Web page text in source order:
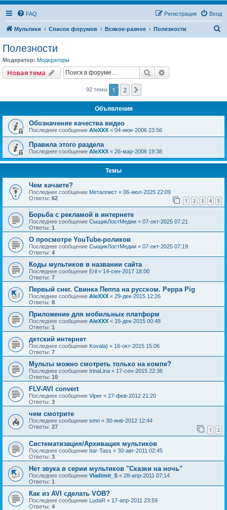
FAQ Вход
Регистрация
Мультики Список форумов Всякое-разное Полезности
Полезности
Модератор: Модераторы
Новая тема Поиск
92 темы 1 2
Объявления
Обозначение качества видео
Последнее сообщение AleXXX « 04-июн-2006 23:56
Правила этого раздела
Последнее сообщение AleXXX « 26-мар-2006 19:38
Темы
Чем качаете?
Последнее сообщение Металлист « 06-июл-2025 22:09
Ответы: 62 1 2 3 4 5
Борьба с рекламой в интернете
Последнее сообщение СыщикЛостМедии « 07-окт-2025 07:21
Ответы: 1
О просмотре YouTube-роликов
Последнее сообщение СыщикЛостМедии « 07-окт-2025 07:19
Ответы: 4
Коды мультиков в названии сайта
Последнее сообщение Eril « 14-сен-2017 18:00
Ответы: 7
Первый снег. Свинка Пеппа на русском. Peppa Pig
Последнее сообщение AleXXX « 29-дек-2015 12:26
Ответы: 8
Приложение для мобильных платформ
Последнее сообщение AleXXX « 15-дек-2015 00:48
Ответы: 1
детский интернет
Последнее сообщение Kovala) « 16-окт-2015 15:06
Ответы: 7
Мульты можно смотреть только на компе?
Последнее сообщение IrinaLina « 17-сен-2015 22:36
Ответы: 10
FLV-AVI convert
Последнее сообщение Viper « 27-фев-2012 21:20
Ответы: 3
чем смотрите
Последнее сообщение smn « 30-янв-2012 12:44
Ответы: 27 1 2
Систематизация/Архивация мультиков
Последнее сообщение Itar-Tass « 30-авг-2011 02:45
Ответы: 3
Нет звука в серии мультиков "Сказки на ночь"
Последнее сообщение Vladimir_S « 28-апр-2011 07:14
Ответы: 1
Как из AVI сделать VOB?
Последнее сообщение LudaR « 17-апр-2011 23:59
Ответы: 4